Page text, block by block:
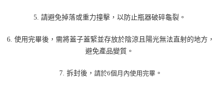
5. 請避免掉落或重力撞擊，以防止瓶器破碎龜裂。
6. 使用完畢後，需將蓋子蓋緊並存放於陰涼且陽光無法直射的地方，
避免產品變質。
7. 拆封後， 請於6個月內使用完畢。